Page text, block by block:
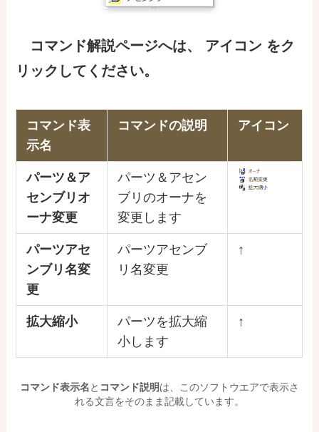
コマンド解説ページへは、 アイコン をク
リックしてください。
コマンド表
示名
コマンドの説明 アイコン
パーツ＆ア
センブリオ
ーナ変更
パーツ＆アセン
ブリのオーナを
変更します
パーツアセ
ンブリ名変
更
パーツアセンブ
リ名変更
↑
拡大縮小
パーツを拡大縮
小します
↑
コマンド表示名と コマンド説明は、このソフトウエアで表示さ
れる文言をそのまま記載しています。